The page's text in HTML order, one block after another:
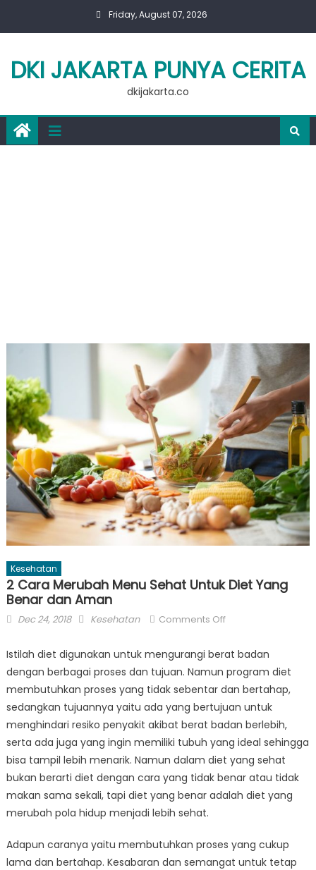
Friday, August 07, 2026
DKI JAKARTA PUNYA CERITA
dkijakarta.co
Kesehatan
2 Cara Merubah Menu Sehat Untuk Diet Yang
Benar dan Aman
Posted
Dec 24, 2018 Author
Kesehatan Comments Offon
Cara
Menu
Untuk
Diet
Yang
Benar
dan
Aman
Istilah diet digunakan untuk mengurangi berat badan
dengan berbagai proses dan tujuan. Namun program diet
membutuhkan proses yang tidak sebentar dan bertahap,
sedangkan tujuannya yaitu ada yang bertujuan untuk
menghindari resiko penyakit akibat berat badan berlebih,
serta ada juga yang ingin memiliki tubuh yang ideal sehingga
bisa tampil lebih menarik. Namun dalam diet yang sehat
bukan berarti diet dengan cara yang tidak benar atau tidak
makan sama sekali, tapi diet yang benar adalah diet yang
merubah pola hidup menjadi lebih sehat.
Adapun caranya yaitu membutuhkan proses yang cukup
lama dan bertahap. Kesabaran dan semangat untuk tetap